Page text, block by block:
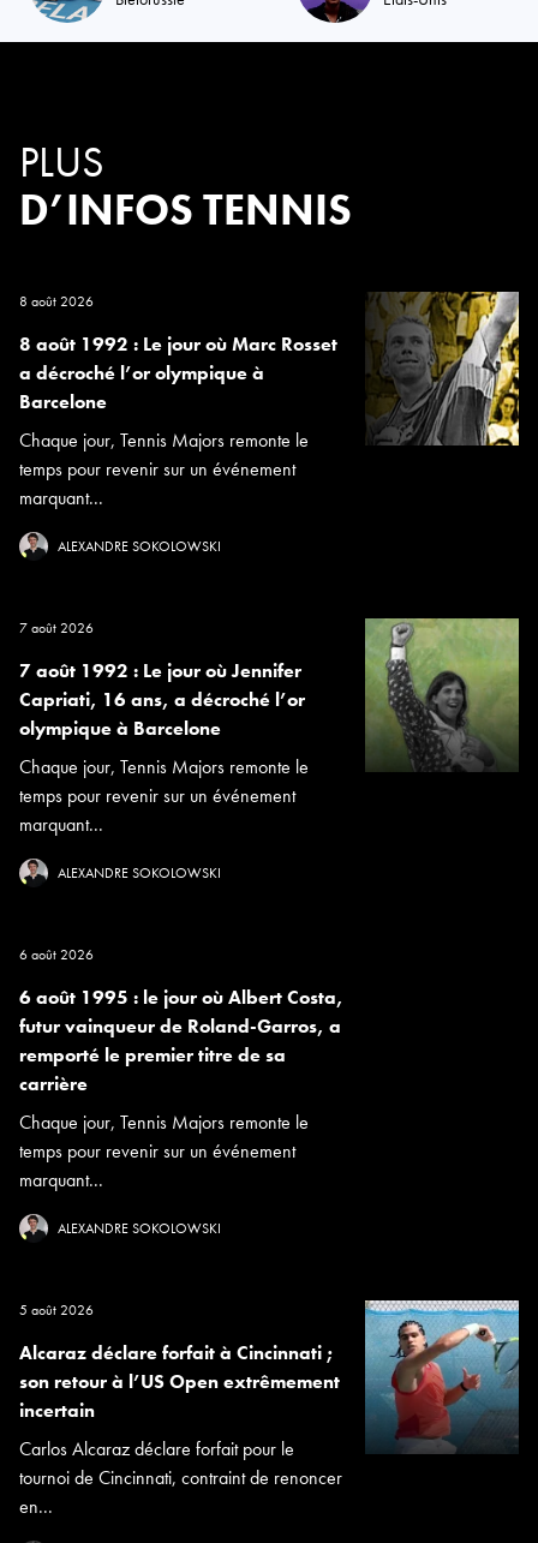
PLUS
D’INFOS TENNIS
8 août 2026
8 août 1992 : Le jour où Marc Rosset
a décroché l’or olympique à
Barcelone
Chaque jour, Tennis Majors remonte le
temps pour revenir sur un événement
marquant...
ALEXANDRE SOKOLOWSKI
7 août 2026
7 août 1992 : Le jour où Jennifer
Capriati, 16 ans, a décroché l’or
olympique à Barcelone
Chaque jour, Tennis Majors remonte le
temps pour revenir sur un événement
marquant...
ALEXANDRE SOKOLOWSKI
6 août 2026
6 août 1995 : le jour où Albert Costa,
futur vainqueur de Roland-Garros, a
remporté le premier titre de sa
carrière
Chaque jour, Tennis Majors remonte le
temps pour revenir sur un événement
marquant...
ALEXANDRE SOKOLOWSKI
5 août 2026
Alcaraz déclare forfait à Cincinnati ;
son retour à l’US Open extrêmement
incertain
Carlos Alcaraz déclare forfait pour le
tournoi de Cincinnati, contraint de renoncer
en...